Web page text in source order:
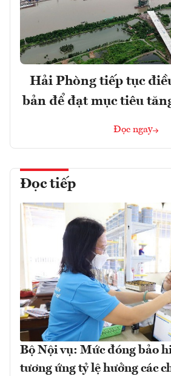
Hải Phòng tiếp tục
bản để đạt mục tiêu
Đọc ngay
Đọc tiếp
Bộ Nội vụ: Mức đóng bảo
tương ứng tỷ lệ hưởng các